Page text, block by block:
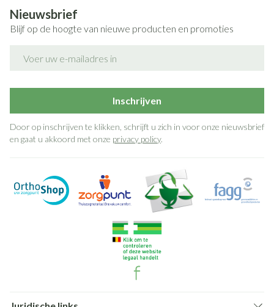
Nieuwsbrief
Blijf op de hoogte van nieuwe producten en promoties
Inschrijven
Door op inschrijven te klikken, schrijft u zich in voor onze nieuwsbrief
en gaat u akkoord met onze privacy policy.